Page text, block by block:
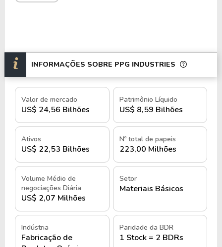
INFORMAÇÕES SOBRE PPG INDUSTRIES
Valor de mercado
US$ 24,56 Bilhões
Patrimônio Líquido
US$ 8,59 Bilhões
Ativos
US$ 22,53 Bilhões
Nº total de papeis
223,00 Milhões
Volume Médio de
negociações Diária
US$ 2,07 Milhões
Setor
Materiais Básicos
Indústria
Fabricação de
Paridade da BDR
1 Stock = 2 BDRs